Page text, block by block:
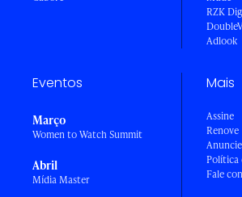
RZK
Adlook
Eventos
Março
Women to Watch Summit
Abril
Mídia Master
Mais
Assine
Renove
Anuncie
Política
Fale